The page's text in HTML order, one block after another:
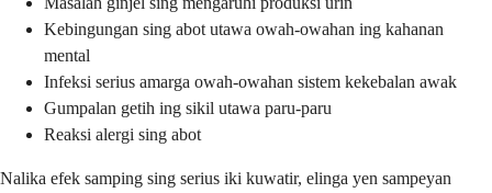
Kebingungan sing abot utawa owah-owahan ing kahanan
mental
Infeksi serius amarga owah-owahan sistem kekebalan awak
Gumpalan getih ing sikil utawa paru-paru
Reaksi alergi sing abot
Nalika efek samping sing serius iki kuwatir, elinga yen sampeyan